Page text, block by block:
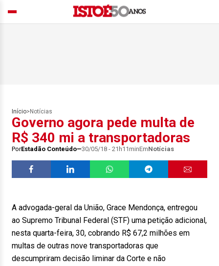
Início> Notícias
Governo agora pede multa de
R$ 340 mi a transportadoras
PorEstadão Conteúdo 30/05/18 - 21h11minEmNotícias
A advogada-geral da União, Grace Mendonça, entregou
ao Supremo Tribunal Federal (STF) uma petição adicional,
nesta quarta-feira, 30, cobrando R$ 67,2 milhões em
multas de outras nove transportadoras que
descumpriram decisão liminar da Corte e não